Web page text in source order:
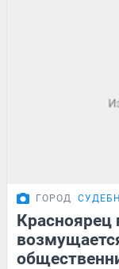
ГОРОД
Красноярец